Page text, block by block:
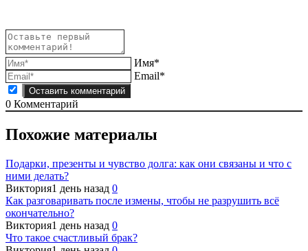
Имя*
Email*
0 Комментарий
Похожие материалы
Подарки, презенты и чувство долга: как они связаны и что с
ними делать?
Виктория1 день назад 0
Как разговаривать после измены, чтобы не разрушить всё
окончательно?
Виктория1 день назад 0
Что такое счастливый брак?